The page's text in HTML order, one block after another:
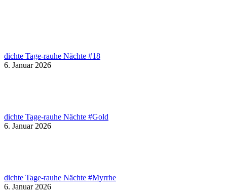
dichte Tage-rauhe Nächte #18
6. Januar 2026
dichte Tage-rauhe Nächte #Gold
6. Januar 2026
dichte Tage-rauhe Nächte #Myrrhe
6. Januar 2026